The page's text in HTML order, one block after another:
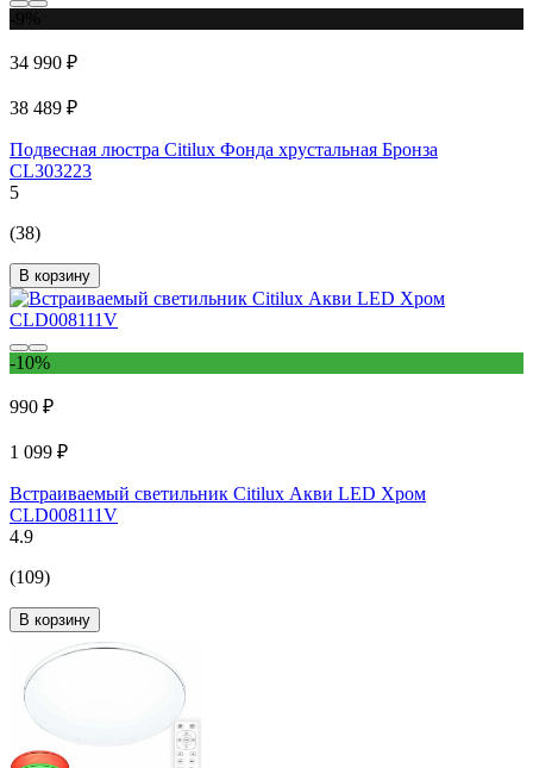
34 990 ₽
38 489 ₽
Подвесная люстра Citilux Фонда хрустальная Бронза
CL303223
5
(38)
В корзину
-10%
990 ₽
1 099 ₽
Встраиваемый светильник Citilux Акви LED Хром
CLD008111V
4.9
(109)
В корзину